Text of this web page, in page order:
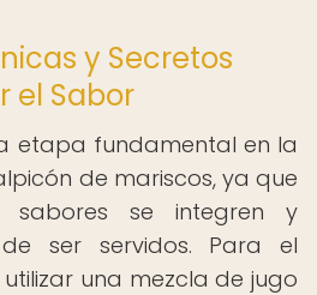
y Secretos
el Sabor
etapa fundamental en la
de mariscos, ya que
sabores se integren y
ser servidos. Para el
una mezcla de jugo